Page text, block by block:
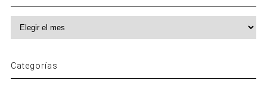
Archivos
Categorías